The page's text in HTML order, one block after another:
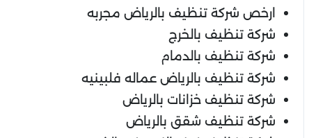
ارخص شركة تنظيف بالرياض مجربه
شركة تنظيف بالخرج
شركة تنظيف بالدمام
شركة تنظيف بالرياض عماله فلبينيه
شركة تنظيف خزانات بالرياض
شركة تنظيف شقق بالرياض